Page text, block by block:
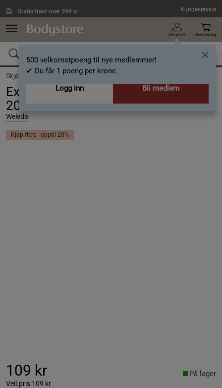
Gratis frakt over 399 kr Kundeservice
Min profil
500 velkomstpoeng til nye medlemmer!
✔ Du får 1 poeng per krone.
Logg inn
Bli medlem
Handlekorg
Skjønnhet /Ansiktspleie / Ansiktsmaske
Exo Boost Hydrobounce Sheet Mask
20ml
Weleda
Kjøp flere - opptil 20%
109 kr
Veil.pris 109 kr
På lager